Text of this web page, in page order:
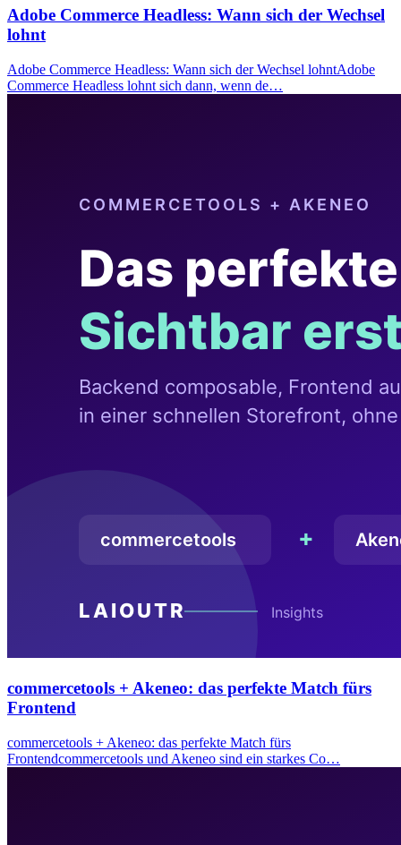
Adobe Commerce Headless: Wann sich der Wechsel
lohnt
Adobe Commerce Headless: Wann sich der Wechsel lohntAdobe
Commerce Headless lohnt sich dann, wenn de…
commercetools + Akeneo: das perfekte Match fürs
Frontend
commercetools + Akeneo: das perfekte Match fürs
Frontendcommercetools und Akeneo sind ein starkes Co…